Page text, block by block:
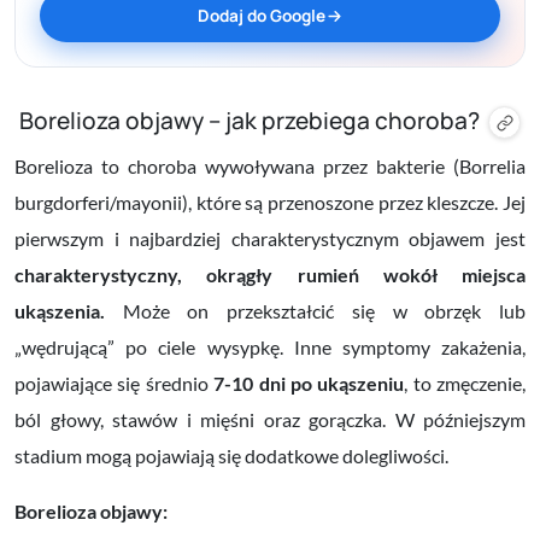
Dodaj do Google
Borelioza objawy – jak przebiega choroba?
Borelioza to choroba wywoływana przez bakterie (Borrelia
burgdorferi/mayonii), które są przenoszone przez kleszcze. Jej
pierwszym i najbardziej charakterystycznym objawem jest
charakterystyczny, okrągły rumień wokół miejsca
ukąszenia. Może on przekształcić się w obrzęk lub
„wędrującą” po ciele wysypkę. Inne symptomy zakażenia,
pojawiające się średnio7-10 dni po ukąszeniu, to zmęczenie,
ból głowy, stawów i mięśni oraz gorączka. W późniejszym
stadium mogą pojawiają się dodatkowe dolegliwości.
Borelioza objawy: